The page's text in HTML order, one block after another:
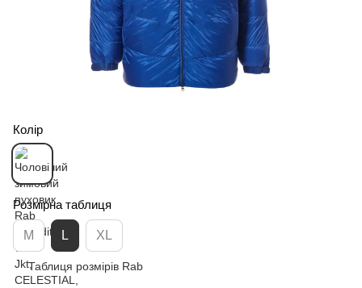
Колір
Розмірна таблиця
M L XL
Таблиця розмірів Rab